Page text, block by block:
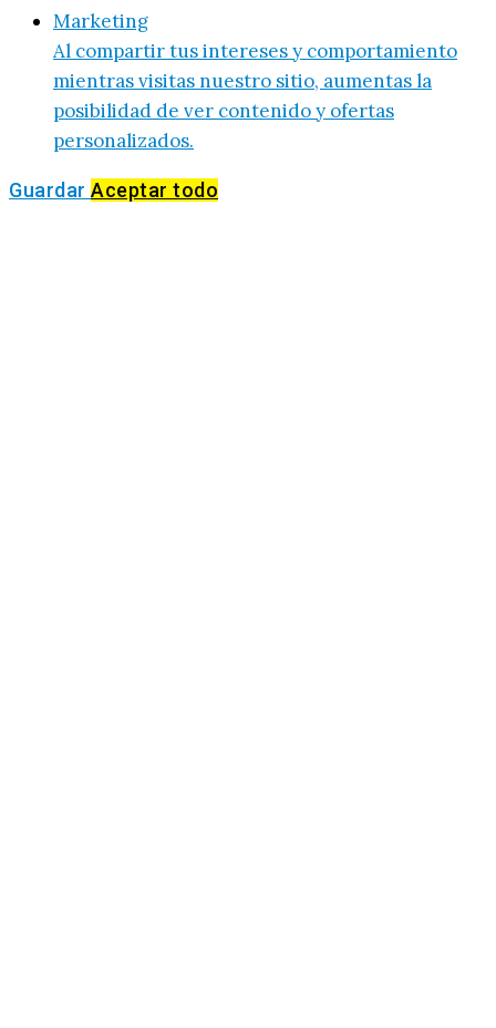
Marketing
Al compartir tus intereses y comportamiento
mientras visitas nuestro sitio, aumentas la
posibilidad de ver contenido y ofertas
personalizados.
Guardar Aceptar todo